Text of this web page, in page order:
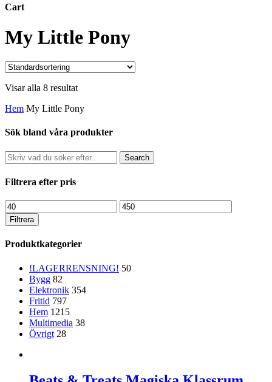
Cart
Close
Cart
My Little Pony
Visar alla 8 resultat
Hem My Little Pony
Sök bland våra produkter
Search
Filtrera efter pris
Min
pris
Max
pris
Filtrera
Produktkategorier
!LAGERRENSNING! 50
Bygg 82
Elektronik 354
Fritid 797
Hem 1215
Multimedia 38
Övrigt 28